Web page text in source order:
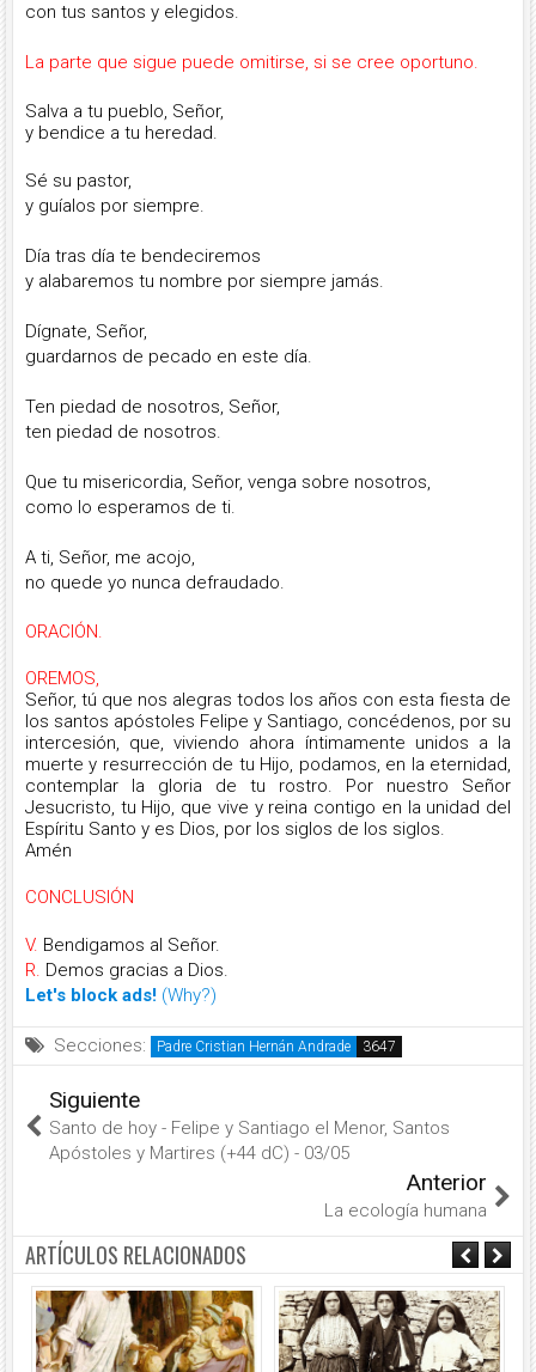
con tus santos y elegidos.
La parte que sigue puede omitirse, si se cree oportuno.
Salva a tu pueblo, Señor,
y bendice a tu heredad.
Sé su pastor,
y guíalos por siempre.
Día tras día te bendeciremos
y alabaremos tu nombre por siempre jamás.
Dígnate, Señor,
guardarnos de pecado en este día.
Ten piedad de nosotros, Señor,
ten piedad de nosotros.
Que tu misericordia, Señor, venga sobre nosotros,
como lo esperamos de ti.
A ti, Señor, me acojo,
no quede yo nunca defraudado.
ORACIÓN.
OREMOS,
Señor, tú que nos alegras todos los años con esta fiesta de
los santos apóstoles Felipe y Santiago, concédenos, por su
intercesión, que, viviendo ahora íntimamente unidos a la
muerte y resurrección de tu Hijo, podamos, en la eternidad,
contemplar la gloria de tu rostro. Por nuestro Señor
Jesucristo, tu Hijo, que vive y reina contigo en la unidad del
Espíritu Santo y es Dios, por los siglos de los siglos.
Amén
CONCLUSIÓN
V. Bendigamos al Señor.
R. Demos gracias a Dios.
Let's block ads! (Why?)
Secciones: Padre Cristian Hernán Andrade
Siguiente
Santo de hoy - Felipe y Santiago el Menor, Santos
Apóstoles y Martires (+44 dC) - 03/05
Anterior
La ecología humana
ARTÍCULOS RELACIONADOS